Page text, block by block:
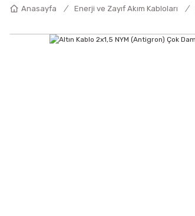
Anasayfa Enerji ve Zayıf Akım Kabloları